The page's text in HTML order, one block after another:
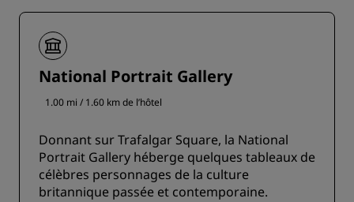
National Portrait Gallery
1.00 mi / 1.60 km de l’hôtel
Donnant sur Trafalgar Square, la National
Portrait Gallery héberge quelques tableaux de
célèbres personnages de la culture
britannique passée et contemporaine.